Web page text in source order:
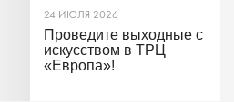
24 ИЮЛЯ 2026
Проведите выходные с
искусством в ТРЦ
«Европа»!